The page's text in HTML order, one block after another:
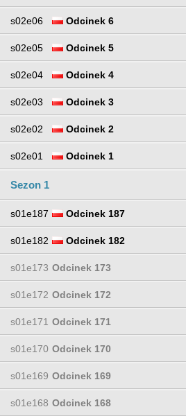
s02e06 Odcinek 6
s02e05 Odcinek 5
s02e04 Odcinek 4
s02e03 Odcinek 3
s02e02 Odcinek 2
s02e01 Odcinek 1
Sezon 1
s01e187 Odcinek 187
s01e182 Odcinek 182
s01e173 Odcinek 173
s01e172 Odcinek 172
s01e171 Odcinek 171
s01e170 Odcinek 170
s01e169 Odcinek 169
s01e168 Odcinek 168